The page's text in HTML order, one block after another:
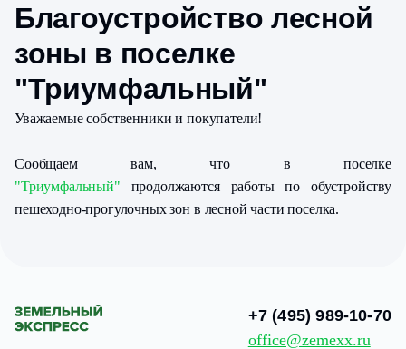
Благоустройство лесной
зоны в поселке
"Триумфальный"
Уважаемые собственники и покупатели!
Сообщаем вам, что в поселке
"Триумфальный" продолжаются работы по обустройству
пешеходно-прогулочных зон в лесной части поселка.
+7 (495) 989-10-70
office@zemexx.ru